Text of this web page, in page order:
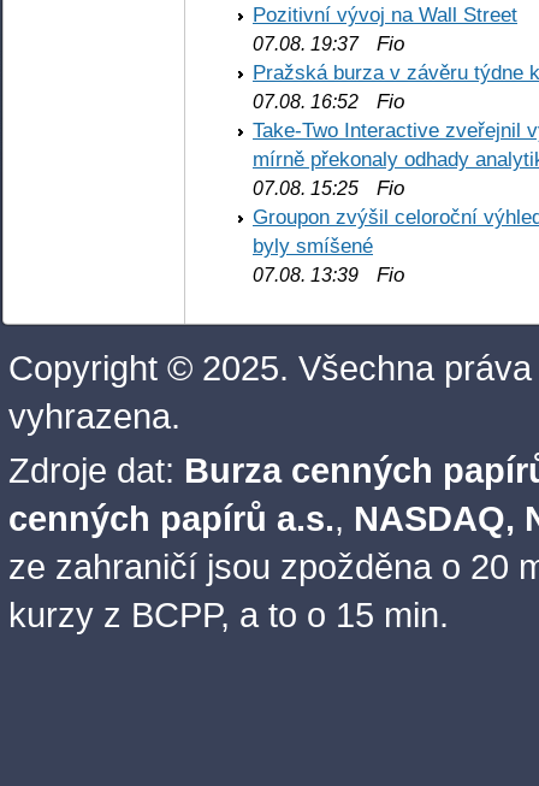
Pozitivní vývoj na Wall Street
07.08. 19:37Fio
Pražská burza v závěru týdne
07.08. 16:52 Fio
Take-Two Interactive zveřejnil
mírně překonaly odhady
07.08. 15:25 Fio
Groupon zvýšil celoroční
byly smíšené
07.08. 13:39 Fio
Copyright © 2025. Všechna práva
vyhrazena.
Zdroje dat: Burza cenných
cenných papírů a.s., NASDAQ,
ze zahraničí jsou zpožděna o 20
kurzy z BCPP, a to o 15 min.